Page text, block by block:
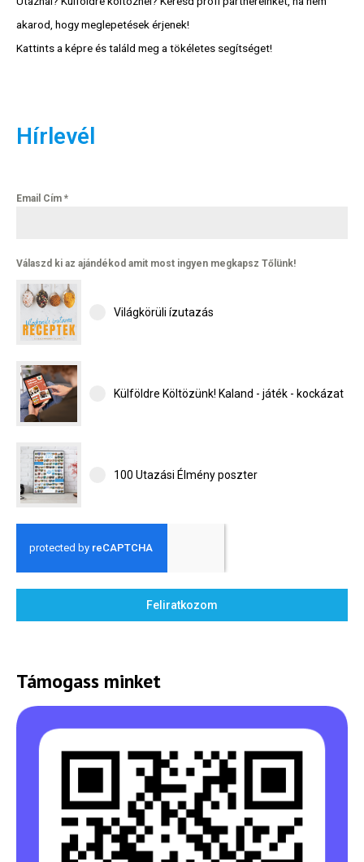
akarod, hogy meglepetések érjenek!
Kattints a képre és találd meg a tökéletes segítséget!
Hírlevél
Email Cím *
Válaszd ki az ajándékod amit most ingyen megkapsz Tőlünk!
Világkörüli ízutazás
Külföldre Költözünk! Kaland - játék - kockázat
100 Utazási Élmény poszter
Feliratkozom
Támogass minket